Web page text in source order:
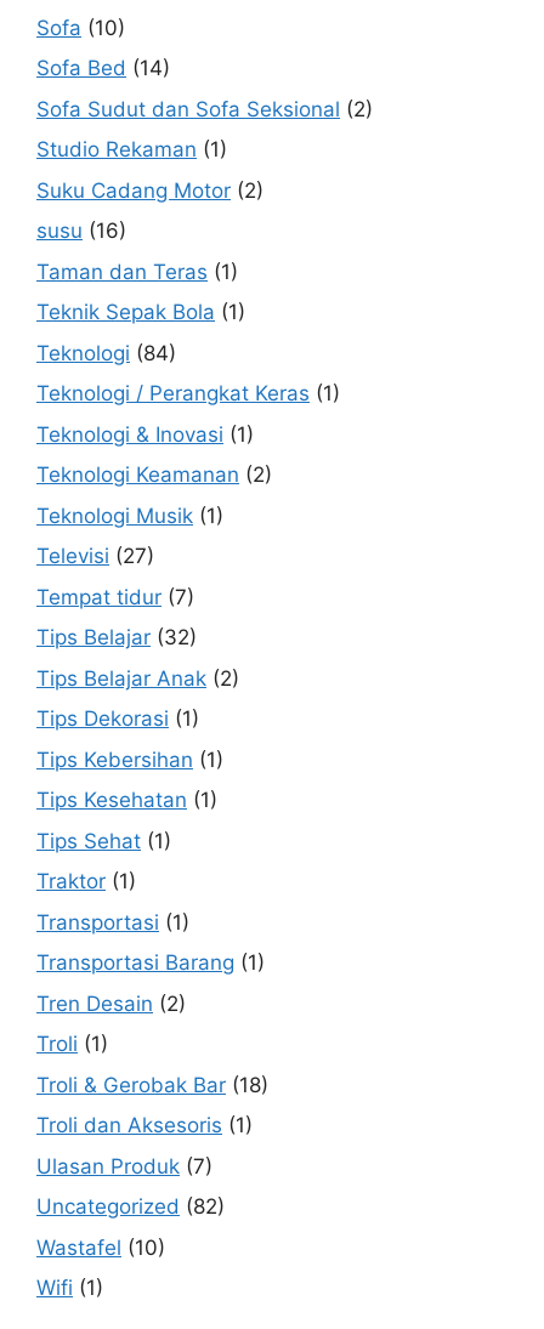
Sofa (10)
Sofa Bed (14)
Sofa Sudut dan Sofa Seksional (2)
Studio Rekaman (1)
Suku Cadang Motor (2)
susu (16)
Taman dan Teras (1)
Teknik Sepak Bola (1)
Teknologi (84)
Teknologi / Perangkat Keras (1)
Teknologi & Inovasi (1)
Teknologi Keamanan (2)
Teknologi Musik (1)
Televisi (27)
Tempat tidur (7)
Tips Belajar (32)
Tips Belajar Anak (2)
Tips Dekorasi (1)
Tips Kebersihan (1)
Tips Kesehatan (1)
Tips Sehat (1)
Traktor (1)
Transportasi (1)
Transportasi Barang (1)
Tren Desain (2)
Troli (1)
Troli & Gerobak Bar (18)
Troli dan Aksesoris (1)
Ulasan Produk (7)
Uncategorized (82)
Wastafel (10)
Wifi (1)